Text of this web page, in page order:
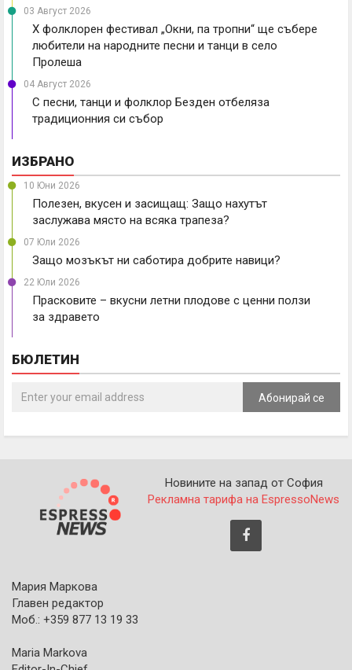
03 Август 2026
X фолклорен фестивал „Окни, па тропни“ ще събере
любители на народните песни и танци в село
Пролеша
04 Август 2026
С песни, танци и фолклор Безден отбеляза
традиционния си събор
ИЗБРАНО
10 Юни 2026
Полезен, вкусен и засищащ: Защо нахутът
заслужава място на всяка трапеза?
07 Юли 2026
Защо мозъкът ни саботира добрите навици?
22 Юли 2026
Прасковите – вкусни летни плодове с ценни ползи
за здравето
БЮЛЕТИН
Абонирай се
Новините на запад от София
Рекламна тарифа на EspressoNews
Мария Маркова
Главен редактор
Моб.: +359 877 13 19 33
Maria Markova